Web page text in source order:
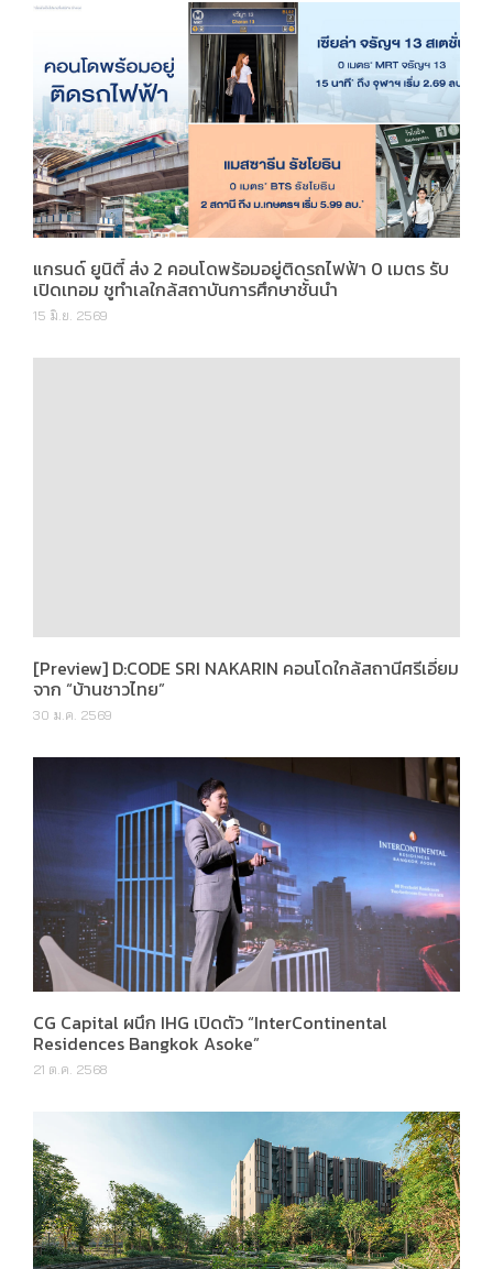
แกรนด์ ยูนิตี้ ส่ง 2 คอนโดพร้อมอยู่ติดรถไฟฟ้า 0 เมตร รับ
เปิดเทอม ชูทำเลใกล้สถาบันการศึกษาชั้นนำ
15 มิ.ย. 2569
[Preview] D:CODE SRI NAKARIN คอนโดใกล้สถานีศรีเอี่ยม
จาก “บ้านชาวไทย”
30 ม.ค. 2569
CG Capital ผนึก IHG เปิดตัว “InterContinental
Residences Bangkok Asoke”
21 ต.ค. 2568